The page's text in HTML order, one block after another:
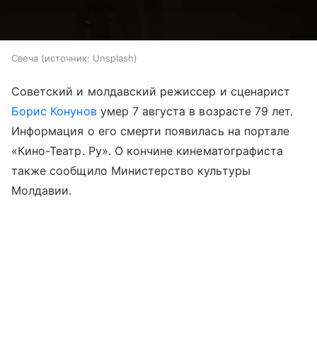
Свеча источник: Unsplash
Советский и молдавский режиссер и сценарист
Борис Конуновумер 7 августа в возрасте 79 лет.
Информация о его смерти появилась на портале
«Кино-Театр. Ру». О кончине кинематографиста
также сообщило Министерство культуры
Молдавии.